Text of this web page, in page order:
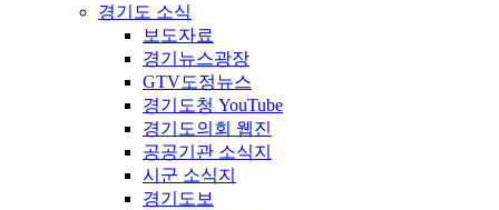
경기도 소식
보도자료
경기뉴스광장
GTV도정뉴스
경기도청 YouTube
경기도의회 웹진
공공기관 소식지
시군 소식지
경기도보